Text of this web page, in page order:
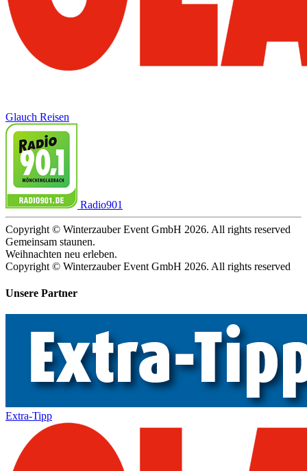
Glauch Reisen
Radio901
Copyright © Winterzauber Event GmbH 2026. All rights reserved
Gemeinsam staunen.
Weihnachten neu erleben.
Copyright © Winterzauber Event GmbH 2026. All rights reserved
Unsere Partner
Extra-Tipp